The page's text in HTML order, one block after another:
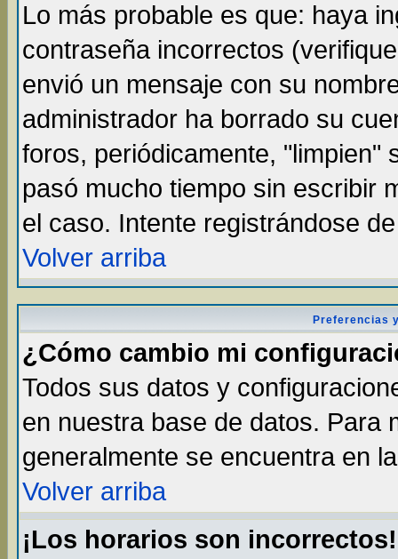
Lo más probable es que: haya
contraseña incorrectos
envió un mensaje con su
administrador ha borrado su
foros, periódicamente, "limpien"
pasó mucho tiempo sin escribir
el caso. Intente registrándose
Volver arriba
Preferencias
¿Cómo cambio mi
Todos sus datos y
en nuestra base de datos. Para
generalmente se encuentra en
Volver arriba
¡Los horarios son incorrectos!